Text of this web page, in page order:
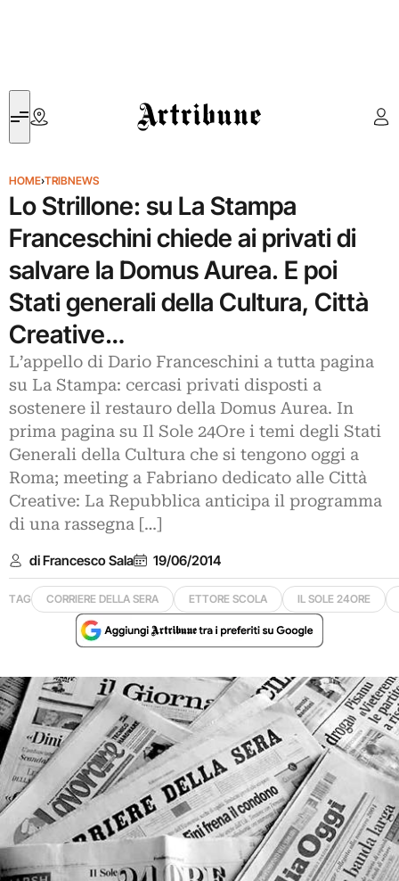
Artribune
HOME›TRIBNEWS
Lo Strillone: su La Stampa
Franceschini chiede ai privati di
salvare la Domus Aurea. E poi
Stati generali della Cultura, Città
Creative…
L’appello di Dario Franceschini a tutta pagina
su La Stampa: cercasi privati disposti a
sostenere il restauro della Domus Aurea. In
prima pagina su Il Sole 24Ore i temi degli Stati
Generali della Cultura che si tengono oggi a
Roma; meeting a Fabriano dedicato alle Città
Creative: La Repubblica anticipa il programma
di una rassegna […]
di Francesco Sala 19/06/2014
TAG CORRIERE DELLA SERA ETTORE SCOLA IL SOLE 24ORE